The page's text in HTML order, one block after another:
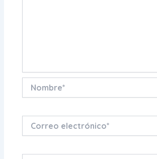
electrónico*